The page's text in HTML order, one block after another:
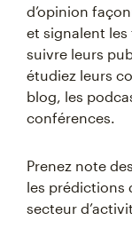
d’opinion
et signalent
suivre leurs
étudiez leurs
blog, les
conférences.
Prenez note
les prédictions
secteur